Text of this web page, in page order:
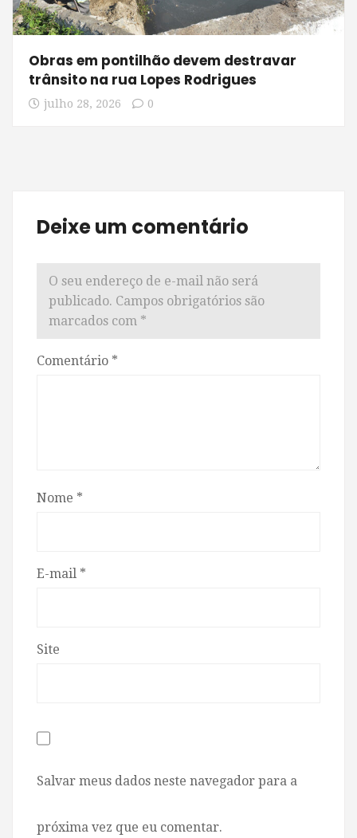
Obras em pontilhão devem destravar
trânsito na rua Lopes Rodrigues
julho 28, 2026 0
Deixe um comentário
O seu endereço de e-mail não será
publicado. Campos obrigatórios são
marcados com *
Comentário *
Nome *
E-mail *
Site
Salvar meus dados neste navegador para a
próxima vez que eu comentar.